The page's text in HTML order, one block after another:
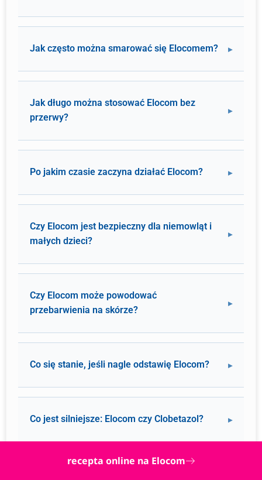
Jak często można smarować się Elocomem?
Jak długo można stosować Elocom bez
przerwy?
Po jakim czasie zaczyna działać Elocom?
Czy Elocom jest bezpieczny dla niemowląt i
małych dzieci?
Czy Elocom może powodować
przebarwienia na skórze?
Co się stanie, jeśli nagle odstawię Elocom?
Co jest silniejsze: Elocom czy Clobetazol?
recepta online na Elocom